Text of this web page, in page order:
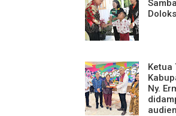
Ketua
Ny.